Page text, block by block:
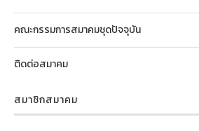
คณะกรรมการสมาคมชุดปัจจุบัน
ติดต่อสมาคม
สมาชิกสมาคม